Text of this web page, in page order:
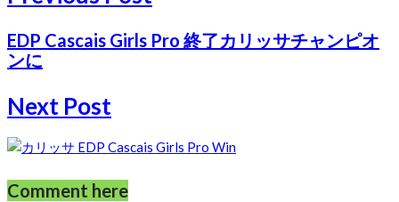
EDP Cascais Girls Pro 終了カリッサチャンピオ
ンに
Next Post
Comment here